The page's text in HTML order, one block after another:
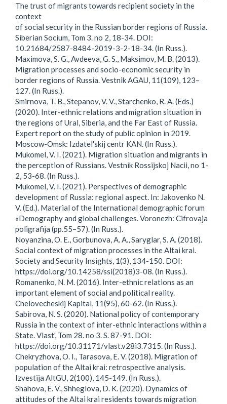
The trust of migrants towards recipient society in the
context
of social security in the Russian border regions of Russia.
Siberian Socium, Tom 3. no 2, 18-34. DOI:
10.21684/2587-8484-2019-3-2-18-34. (In Russ.).
Maximova, S. G., Avdeeva, G. S., Maksimov, M. B. (2013).
Migration processes and socio-economic security in
border regions of Russia. Vestnik AGAU, 11(109), 123–
127. (In Russ.).
Smirnova, T. B., Stepanov, V. V., Starchenko, R. A. (Eds.)
(2020). Inter-ethnic relations and migration situation in
the regions of Ural, Siberia, and the Far East of Russia.
Expert report on the study of public opinion in 2019.
Moscow-Omsk: Izdatel'skij centr KAN. (In Russ.).
Mukomel, V. I. (2021). Migration situation and migrants in
the perception of Russians. Vestnik Rossijskoj Nacii, no 1-
2, 53-68. (In Russ.).
Mukomel, V. I. (2021). Perspectives of demographic
development of Russia: regional aspect. In: Jakovenko N.
V. (Ed.). Material of the International demographic forum
«Demography and global challenges. Voronezh: Cifrovaja
poligrafija (pp.55–57). (In Russ.).
Noyanzina, O. E., Gorbunova, A. A., Saryglar, S. A. (2018).
Social context of migration processes in the Altai krai.
Society and Security Insights, 1(3), 134-150. DOI:
https://doi.org/10.14258/ssi(2018)3-08. (In Russ.).
Romanenko, N. M. (2016). Inter-ethnic relations as an
important element of social and political reality.
Chelovecheskij Kapital, 11(95), 60-62. (In Russ.).
Sabirova, N. S. (2020). National policy of contemporary
Russia in the context of inter-ethnic interactions within a
State. Vlast', Tom 28. no 3. S. 87-91. DOI:
https://doi.org/10.31171/vlast.v28i3.7315. (In Russ.).
Chekryzhova, O. I., Tarasova, E. V. (2018). Migration of
population of the Altai krai: retrospective analysis.
Izvestija AltGU, 2(100), 145-149. (In Russ.).
Shahova, E. V., Shheglova, D. K. (2020). Dynamics of
attitudes of the Altai krai residents towards migration